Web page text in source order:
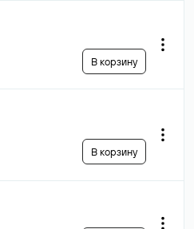
В корзину
В корзину